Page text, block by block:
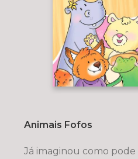
Animais Fofos
Já imaginou como pode